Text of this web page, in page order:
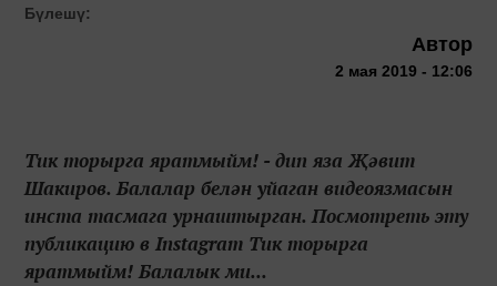
Бүлешү:
Автор
2 мая 2019 - 12:06
Тик торырга яратмыйм! - дип яза Җәвит
Шакиров. Балалар белән уйаган видеоязмасын
инста тасмага урнаштырган. Посмотреть эту
публикацию в Instagram Тик торырга
яратмыйм! Балалык ми...